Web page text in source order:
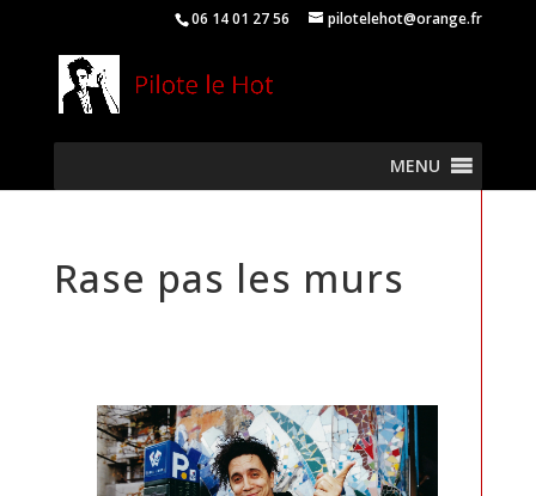
06 14 01 27 56 pilotelehot@orange.fr
MENU
Rase pas les murs